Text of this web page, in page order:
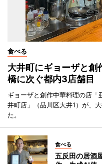
食べる
大井町にギョーザと
橋に次ぐ都内3店舗目
ギョーザと創作中華料理の店
井町店」（品川区大井1）が、
た。
食べる
五反田の居酒